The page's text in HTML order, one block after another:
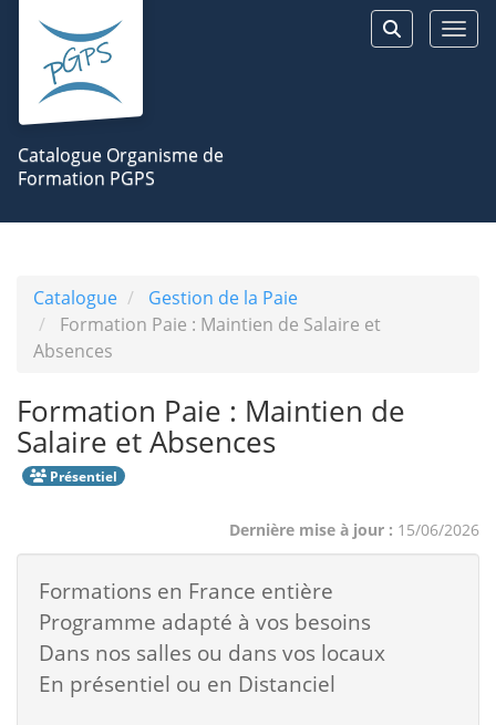
Aller au menu principal
Aller au contenu principal
Personnaliser l'interface
Catalogue Organisme de
Formation PGPS
Catalogue
Gestion de la Paie
Formation Paie : Maintien de Salaire et
Absences
Formation Paie : Maintien de
Salaire et Absences
Présentiel
Dernière mise à jour : 15/06/2026
Formations en France entière
Programme adapté à vos besoins
Dans nos salles ou dans vos locaux
En présentiel ou en Distanciel